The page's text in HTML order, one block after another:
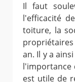
Il faut
l'efficacité
toiture, la
an. Il y a
l'importance
est utile de